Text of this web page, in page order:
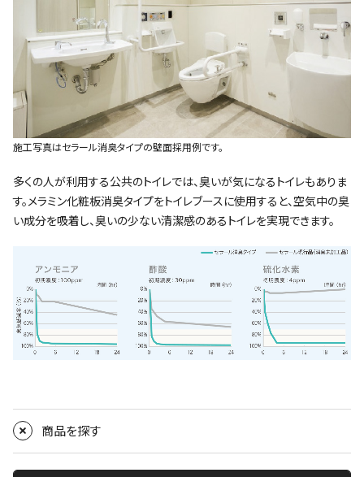
施工写真はセラール消臭タイプの壁面採用例です。
多くの人が利用する公共のトイレでは、臭いが気になるトイレもありま
す。メラミン化粧板消臭タイプをトイレブースに使用すると、空気中の臭
い成分を吸着し、臭いの少ない清潔感のあるトイレを実現できます。
商品を探す